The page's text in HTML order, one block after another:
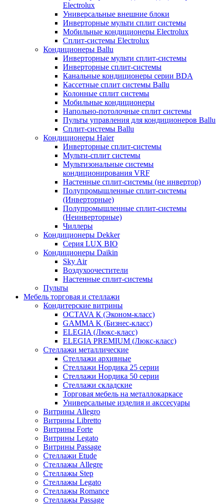
Electrolux
Универсальные внешние блоки
Инверторные мульти сплит системы
Мобильные кондиционеры Electrolux
Сплит-системы Electrolux
Кондиционеры Ballu
Инверторные мульти сплит-системы
Инверторные сплит-системы
Канальные кондиционеры серии BDA
Кассетные сплит системы Ballu
Колонные сплит системы
Мобильные кондиционеры
Напольно-потолочные сплит системы
Пульты управления для кондиционеров Ballu
Сплит-системы Ballu
Кондиционеры Haier
Инверторные сплит-системы
Мульти-сплит системы
Мультизональные системы
кондиционирования VRF
Настенные сплит-системы (не инвертор)
Полупромышленные сплит-системы
(Инверторные)
Полупромышленные сплит-системы
(Неинверторные)
Чиллеры
Кондиционеры Dekker
Серия LUX BIO
Кондиционеры Daikin
Sky Air
Воздухоочестители
Настенные сплит-системы
Пульты
Мебель торговая и стеллажи
Кондитерские витрины
OCTAVA К (Эконом-класс)
GAMMA K (Бизнес-класс)
ELEGIA (Люкс-класс)
ELEGIA PREMIUM (Люкс-класс)
Стеллажи металлические
Стеллажи архивные
Стеллажи Нордика 25 серии
Стеллажи Нордика 50 серии
Стеллажи складские
Торговая мебель на металлокаркасе
Универсальные изделия и акссесуары
Витрины Allegro
Витрины Libretto
Витрины Forte
Витрины Legato
Витрины Passage
Стеллажи Etude
Стеллажы Allegre
Стеллажы Step
Стеллажы Legato
Стеллажы Romance
Стеллажы Passage